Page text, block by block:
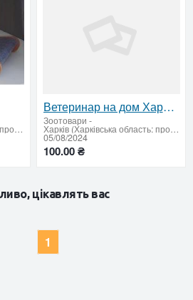
Харків (Харківська область: продати купити)
Ветеринар на дом Харьков
Зоотовари -
Харків (Харківська область: продати купити)
05/08/2024
100.00 ₴
цікавлять вас
1